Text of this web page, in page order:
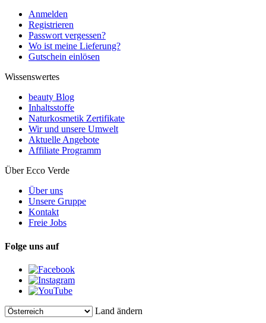
Anmelden
Registrieren
Passwort vergessen?
Wo ist meine Lieferung?
Gutschein einlösen
Wissenswertes
beauty Blog
Inhaltsstoffe
Naturkosmetik Zertifikate
Wir und unsere Umwelt
Aktuelle Angebote
Affiliate Programm
Über Ecco Verde
Über uns
Unsere Gruppe
Kontakt
Freie Jobs
Folge uns auf
Land ändern